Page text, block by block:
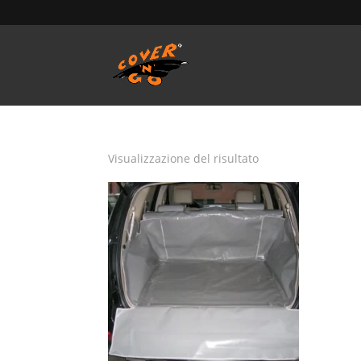
Home/SALVA BAULE - Vasca Telo Copribaule
Salva baule Hyundai
Visualizzazione del risultato